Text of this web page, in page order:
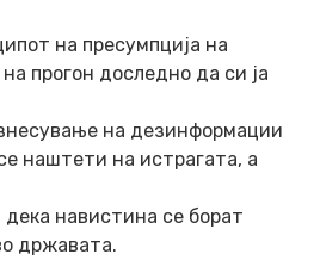
на пресумпција на
прогон доследно да си ја
на дезинформации
наштети на истрагата, а
навистина се борат
државата.